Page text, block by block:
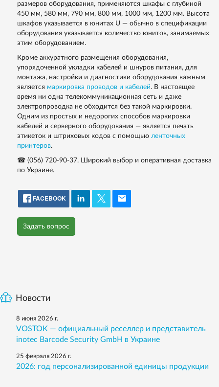
размеров оборудования, применяются шкафы с глубиной
450 мм, 580 мм, 790 мм, 800 мм, 1000 мм, 1200 мм. Высота
шкафов указывается в юнитах U — обычно в спецификации
оборудования указывается количество юнитов, занимаемых
этим оборудованием.
Кроме аккуратного размещения оборудования,
упорядоченной укладки кабелей и шнуров питания, для
монтажа, настройки и диагностики оборудования важным
является маркировка проводов и кабелей. В настоящее
время ни одна телекоммуникационная сеть и даже
электропроводка не обходится без такой маркировки.
Одним из простых и недорогих способов маркировки
кабелей и серверного оборудования — является печать
этикеток и штриховых кодов с помощью ленточных
принтеров.
☎ (056) 720-90-37. Широкий выбор и оперативная доставка
по Украине.
FACEBOOK
Задать вопрос
Новости
8 июня 2026 г.
VOSTOK — официальный реселлер и представитель
inotec Barcode Security GmbH в Украине
25 февраля 2026 г.
2026: год персонализированной единицы продукции